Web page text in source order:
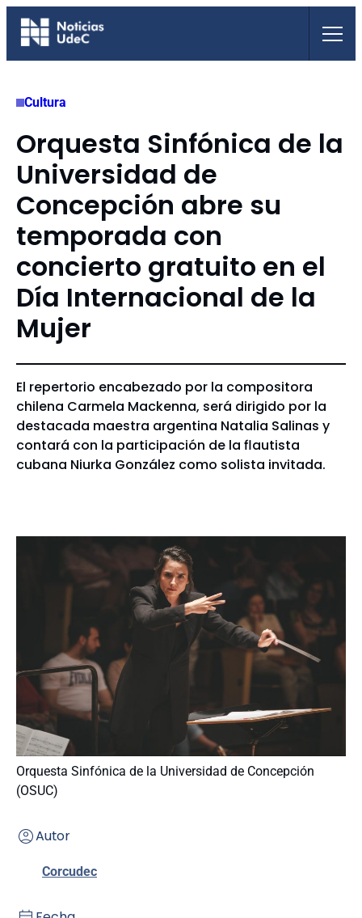
Saltar
Cultura
Orquesta Sinfónica de la
Universidad de
Concepción abre su
temporada con
concierto gratuito en el
Día Internacional de la
Mujer
El repertorio encabezado por la compositora
chilena Carmela Mackenna, será dirigido por la
destacada maestra argentina Natalia Salinas y
contará con la participación de la flautista
cubana Niurka González como solista invitada.
Orquesta Sinfónica de la Universidad de Concepción
(OSUC)
Autor
Corcudec